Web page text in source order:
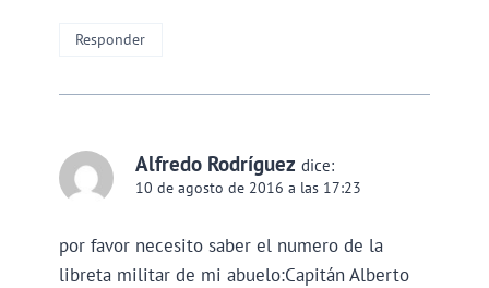
Responder
Alfredo Rodríguez dice:
10 de agosto de 2016 a las 17:23
por favor necesito saber el numero de la
libreta militar de mi abuelo:Capitán Alberto